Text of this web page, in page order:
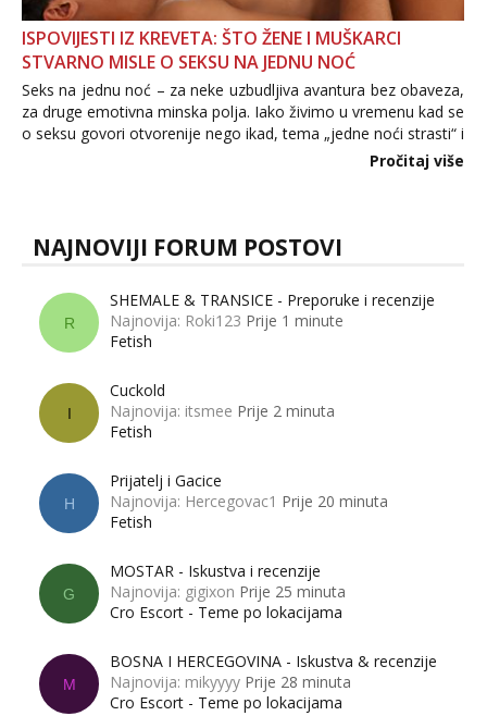
ISPOVIJESTI IZ KREVETA: ŠTO ŽENE I MUŠKARCI
STVARNO MISLE O SEKSU NA JEDNU NOĆ
Seks na jednu noć – za neke uzbudljiva avantura bez obaveza,
za druge emotivna minska polja. Iako živimo u vremenu kad se
o seksu govori otvorenije nego ikad, tema „jedne noći strasti“ i
dalje izaziva burne rasprave. Što zapravo misle žene, a što
Pročitaj više
NAJNOVIJI FORUM POSTOVI
R
SHEMALE & TRANSICE - Preporuke i recenzije
Najnovija: Roki123 Prije 1 minute
Fetish
I
Cuckold
Najnovija: itsmee Prije 2 minuta
Fetish
H
Prijatelj i Gacice
Najnovija: Hercegovac1 Prije 20 minuta
Fetish
G
MOSTAR - Iskustva i recenzije
Najnovija: gigixon Prije 25 minuta
Cro Escort - Teme po lokacijama
M
BOSNA I HERCEGOVINA - Iskustva & recenzije
Najnovija: mikyyyy Prije 28 minuta
Cro Escort - Teme po lokacijama